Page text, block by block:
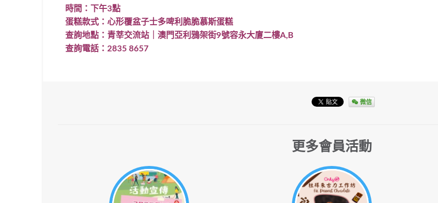
時間：下午3點
蛋糕款式：心形覆盆子士多啤利脆脆慕斯蛋糕
查詢地點：青莘交流站｜澳門亞利鴉架街9號容永大廈二樓A,B
查詢電話：2835 8657
微信
更多會員活動